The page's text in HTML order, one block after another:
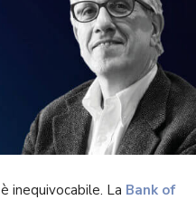
inequivocabile. La Bank of